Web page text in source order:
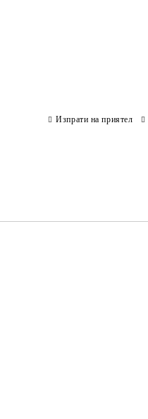
Изпрати на приятел